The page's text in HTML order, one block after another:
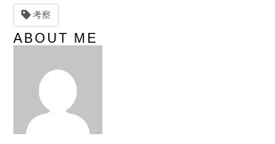
考察
ABOUT ME